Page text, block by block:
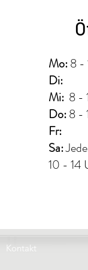
Mo:8 -
Di:
Mi: 8 -
Do:8 -
Fr:
Sa:
10 - 14
Kontakt